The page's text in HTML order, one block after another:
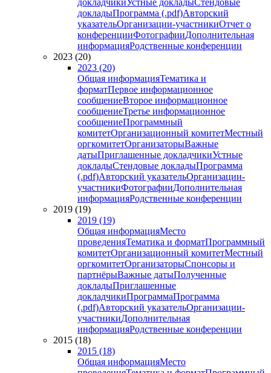
докладчикиУстные докладыСтендовые
докладыПрограмма (.pdf)Авторский
указательОрганизации-участникиОтчет о
конференцииФотографииДополнительная
информацияРодственные конференции
2023 (20)
2023 (20)
Общая информацияТематика и
форматПервое информационное
сообщениеВторое информационное
сообщениеТретье информационное
сообщениеПрограммный
комитетОрганизационный комитетМестный
оргкомитетОрганизаторыВажные
датыПриглашенные докладчикиУстные
докладыСтендовые докладыПрограмма
(.pdf)Авторский указательОрганизации-
участникиФотографииДополнительная
информацияРодственные конференции
2019 (19)
2019 (19)
Общая информацияМесто
проведенияТематика и форматПрограммный
комитетОрганизационный комитетМестный
оргкомитетОрганизаторыСпонсоры и
партнёрыВажные датыПолученные
докладыПриглашенные
докладчикиПрограммаПрограмма
(.pdf)Авторский указательОрганизации-
участникиДополнительная
информацияРодственные конференции
2015 (18)
2015 (18)
Общая информацияМесто